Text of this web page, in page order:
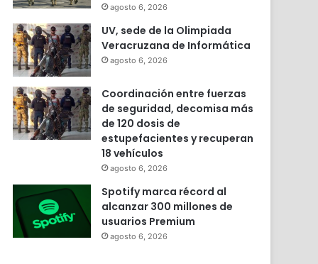
agosto 6, 2026
UV, sede de la Olimpiada
Veracruzana de Informática
agosto 6, 2026
Coordinación entre fuerzas
de seguridad, decomisa más
de 120 dosis de
estupefacientes y recuperan
18 vehículos
agosto 6, 2026
Spotify marca récord al
alcanzar 300 millones de
usuarios Premium
agosto 6, 2026